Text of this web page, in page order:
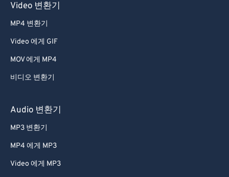
Video 변환기
MP4 변환기
Video 에게 GIF
MOV 에게 MP4
비디오 변환기
Audio 변환기
MP3 변환기
MP4 에게 MP3
Video 에게 MP3